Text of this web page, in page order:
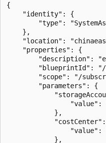
{
    "identity": {
"type":
    },
"location":
    "properties": {
"description":
"blueprintId":
"scope": "/
        "parameters": {
"value":
            },
"value":
            },